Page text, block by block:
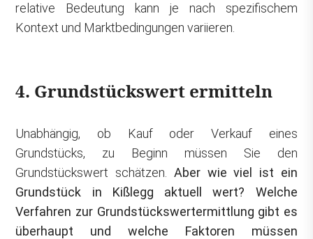
relative Bedeutung kann je nach spezifischem
Kontext und Marktbedingungen variieren.
4. Grundstückswert ermitteln
Unabhängig, ob Kauf oder Verkauf eines
Grundstücks, zu Beginn müssen Sie den
Grundstückswert schätzen. Aber wie viel ist ein
Grundstück in Kißlegg aktuell wert? Welche
Verfahren zur Grundstückswertermittlung gibt es
überhaupt und welche Faktoren müssen